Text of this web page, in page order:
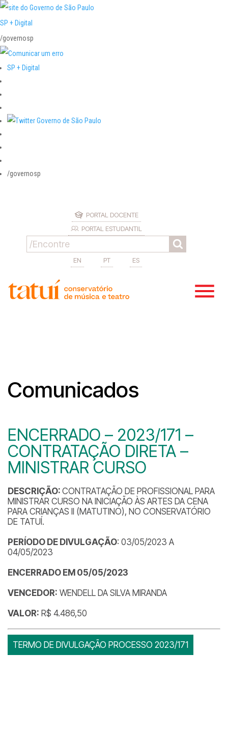
SP + Digital
/governosp
SP + Digital
/governosp
PORTAL DOCENTE
PORTAL ESTUDANTIL
EN PT ES
Comunicados
ENCERRADO – 2023/171 –
CONTRATAÇÃO DIRETA –
MINISTRAR CURSO
DESCRIÇÃO: CONTRATAÇÃO DE PROFISSIONAL PARA
MINISTRAR CURSO NA INICIAÇÃO ÀS ARTES DA CENA
PARA CRIANÇAS II (MATUTINO), NO CONSERVATÓRIO
DE TATUÍ.
PERÍODO DE DIVULGAÇÃO: 03/05/2023 A
04/05/2023
ENCERRADO EM 05/05/2023
VENCEDOR: WENDELL DA SILVA MIRANDA
VALOR: R$ 4.486,50
TERMO DE DIVULGAÇÃO PROCESSO 2023/171